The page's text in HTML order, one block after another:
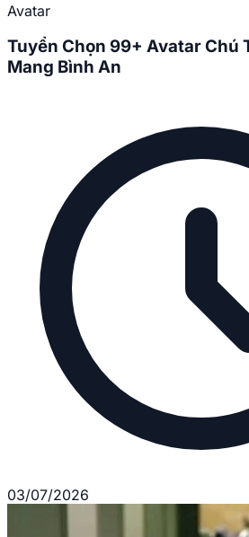
Avatar
Tuyển Chọn 99+ Avatar Chú
Mang Bình An
03/07/2026